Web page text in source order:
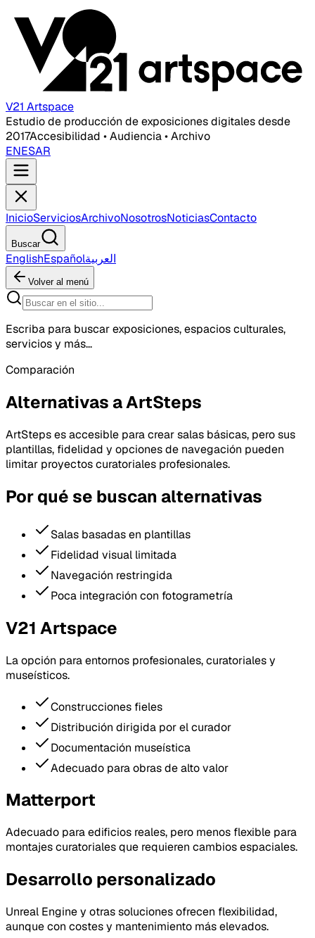
V21 Artspace
Estudio de producción de exposiciones digitales desde
2017Accesibilidad • Audiencia • Archivo
ENESAR
InicioServiciosArchivoNosotrosNoticiasContacto
Buscar
EnglishEspañolالعربية
Volver al menú
Escriba para buscar exposiciones, espacios culturales,
servicios y más...
Comparación
Alternativas a ArtSteps
ArtSteps es accesible para crear salas básicas, pero sus
plantillas, fidelidad y opciones de navegación pueden
limitar proyectos curatoriales profesionales.
Por qué se buscan alternativas
Salas basadas en plantillas
Fidelidad visual limitada
Navegación restringida
Poca integración con fotogrametría
V21 Artspace
La opción para entornos profesionales, curatoriales y
museísticos.
Construcciones fieles
Distribución dirigida por el curador
Documentación museística
Adecuado para obras de alto valor
Matterport
Adecuado para edificios reales, pero menos flexible para
montajes curatoriales que requieren cambios espaciales.
Desarrollo personalizado
Unreal Engine y otras soluciones ofrecen flexibilidad,
aunque con costes y mantenimiento más elevados.